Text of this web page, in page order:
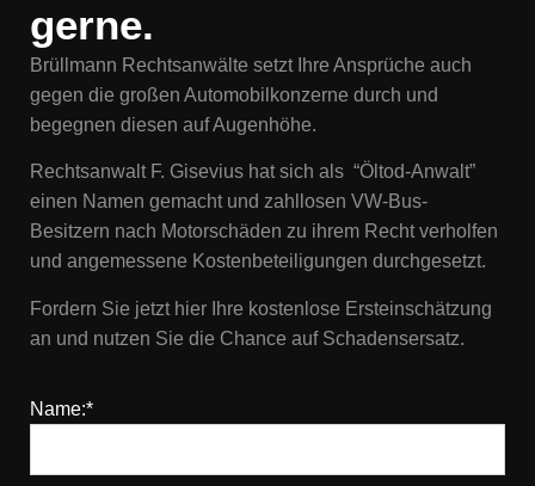
gerne.
Brüllmann Rechtsanwälte setzt Ihre Ansprüche auch
gegen die großen Automobilkonzerne durch und
begegnen diesen auf Augenhöhe.
Rechtsanwalt F. Gisevius hat sich als “Öltod-Anwalt”
einen Namen gemacht und zahllosen VW-Bus-
Besitzern nach Motorschäden zu ihrem Recht verholfen
und angemessene Kostenbeteiligungen durchgesetzt.
Fordern Sie jetzt hier Ihre kostenlose Ersteinschätzung
an und nutzen Sie die Chance auf Schadensersatz.
Name:*